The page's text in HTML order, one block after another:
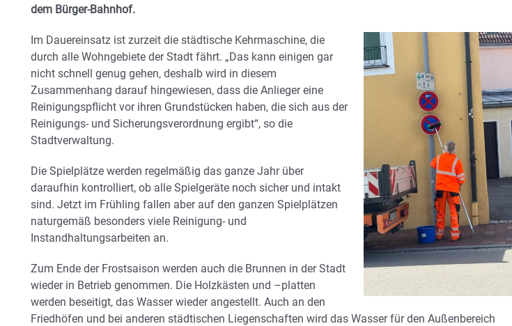
dem Bürger-Bahnhof.
Im Dauereinsatz ist zurzeit die städtische Kehrmaschine, die
durch alle Wohngebiete der Stadt fährt. „Das kann einigen gar
nicht schnell genug gehen, deshalb wird in diesem
Zusammenhang darauf hingewiesen, dass die Anlieger eine
Reinigungspflicht vor ihren Grundstücken haben, die sich aus der
Reinigungs- und Sicherungsverordnung ergibt“, so die
Stadtverwaltung.
Die Spielplätze werden regelmäßig das ganze Jahr über
daraufhin kontrolliert, ob alle Spielgeräte noch sicher und intakt
sind. Jetzt im Frühling fallen aber auf den ganzen Spielplätzen
naturgemäß besonders viele Reinigung- und
Instandhaltungsarbeiten an.
Zum Ende der Frostsaison werden auch die Brunnen in der Stadt
wieder in Betrieb genommen. Die Holzkästen und –platten
werden beseitigt, das Wasser wieder angestellt. Auch an den
Friedhöfen und bei anderen städtischen Liegenschaften wird das Wasser für den Außenbereich